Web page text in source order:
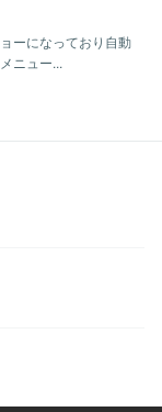
ーになっており自動
ニュー...